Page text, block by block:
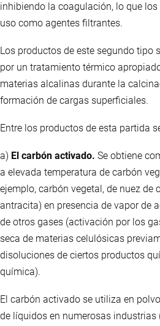
inhibiendo la coagulación, lo que
uso como agentes filtrantes.
Los productos de este segundo tipo
por un tratamiento térmico
materias alcalinas durante la
formación de cargas superficiales.
Entre los productos de esta partida
a) El carbón activado. Se obtiene
a elevada temperatura de carbón
ejemplo, carbón vegetal, de nuez de
antracita) en presencia de vapor de
de otros gases (activación por los
seca de materias celulósicas
disoluciones de ciertos productos
química).
El carbón activado se utiliza en
de líquidos en numerosas industrias